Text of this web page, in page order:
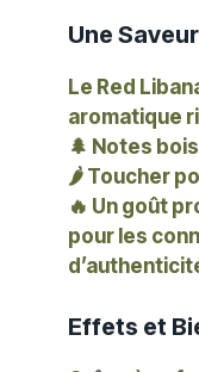
Une
Le Red
aromatique
🌲 Notes
🌶️ Toucher
🔥 Un goût
pour les
Effets et